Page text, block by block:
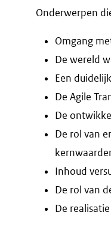
Onderwerpen
Omgang
De wereld
Een
De Agile
De
De rol van
Inhoud
De rol van
De